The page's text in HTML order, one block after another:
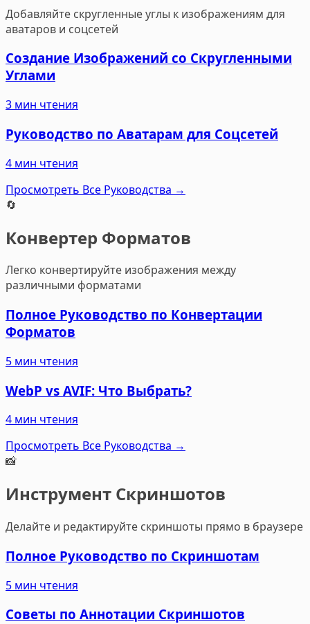
Добавляйте скругленные углы к изображениям для
аватаров и соцсетей
Создание Изображений со Скругленными
Углами
3 мин чтения
Руководство по Аватарам для Соцсетей
4 мин чтения
Просмотреть Все Руководства →
🔄
Конвертер Форматов
Легко конвертируйте изображения между
различными форматами
Полное Руководство по Конвертации
Форматов
5 мин чтения
WebP vs AVIF: Что Выбрать?
4 мин чтения
Просмотреть Все Руководства →
📸
Инструмент Скриншотов
Делайте и редактируйте скриншоты прямо в браузере
Полное Руководство по Скриншотам
5 мин чтения
Советы по Аннотации Скриншотов